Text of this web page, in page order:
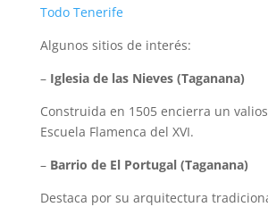
Todo Tenerife
Algunos sitios de interés:
– Iglesia de las Nieves (Taganana)
Construida en 1505 encierra un
Escuela Flamenca del XVI.
– Barrio de El Portugal (Taganana)
Destaca por su arquitectura